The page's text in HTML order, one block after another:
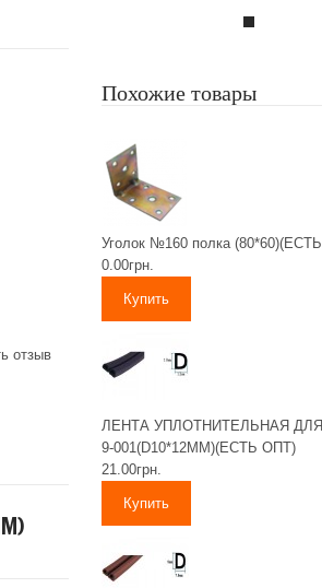
отзыв
Похожие товары
Уголок №160 полка
0.00грн.
ЛЕНТА УПЛОТНИТЕЛЬНАЯ
9-001(D10*12MM)(ЕСТЬ ОПТ)
21.00грн.